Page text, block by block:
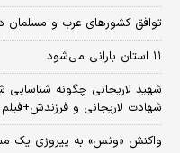
توافق کشورهای عرب و مسلمان
۱۱ استان بارانی می‌شود
شهید لاریجانی چگونه شناسایی
شهادت لاریجانی و فرزندش+فیلم
واکنش «ونس» به پیروزی یک